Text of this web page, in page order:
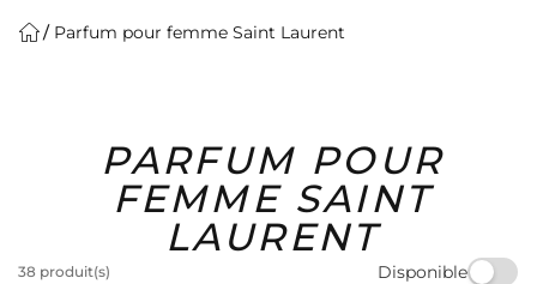
Solaire Homme Marques Idées
Cadeaux
Bons
Plans
Parfum pour femme Saint Laurent
PARFUM POUR
FEMME SAINT
LAURENT
38 produit(s) Disponible